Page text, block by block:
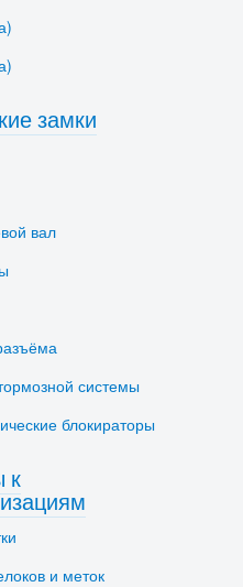
замки
вал
системы
блокираторы
к
и меток